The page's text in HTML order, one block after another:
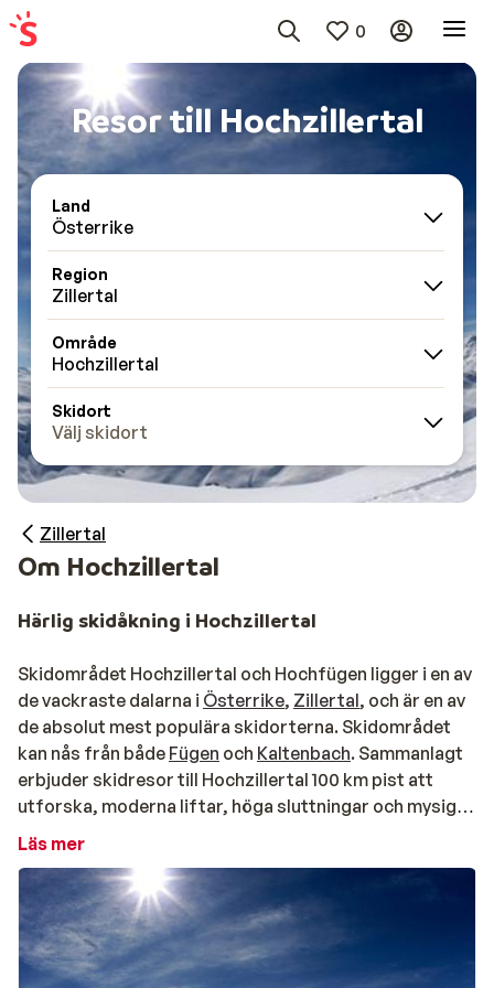
0
Resor till Hochzillertal
Land
Österrike
Region
Zillertal
Område
Hochzillertal
Skidort
Välj skidort
Zillertal
Om Hochzillertal
Härlig skidåkning i Hochzillertal
Skidområdet Hochzillertal och Hochfügen ligger i en av
de vackraste dalarna i Österrike, Zillertal, och är en av
de absolut mest populära skidorterna. Skidområdet
kan nås från både Fügen och Kaltenbach. Sammanlagt
erbjuder skidresor till Hochzillertal 100 km pist att
utforska, moderna liftar, höga sluttningar och mysiga
stugor. Kanske är det därför det har blivit så populärt
kan du hitta snö här en bra bit in i lågsäsongen. Med
andra ord - detta är ett väldigt snösäker skidresa.
Området har något att erbjuda för alla, från nybörjare
till avancerade åkare.
Läs mer